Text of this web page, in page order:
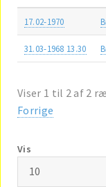
17.02-1970
31.03-1968 13.30
Viser 1 til 2 af 2
Forrige
Vis